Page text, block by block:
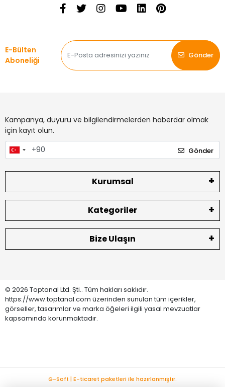
E-Bülten
Aboneliği
Gönder
Kampanya, duyuru ve bilgilendirmelerden haberdar olmak
için kayıt olun.
Gönder
Kurumsal
Kategoriler
Bize Ulaşın
© 2026 Toptanal Ltd. Şti.. Tüm hakları saklıdır.
https://www.toptanal.com üzerinden sunulan tüm içerikler,
görseller, tasarımlar ve marka öğeleri ilgili yasal mevzuatlar
kapsamında korunmaktadır.
G-Soft | E-ticaret paketleri ile hazırlanmıştır.